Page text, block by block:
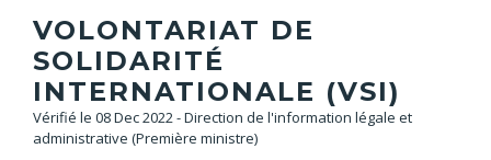
VOLONTARIAT DE
SOLIDARITÉ
INTERNATIONALE (VSI)
Vérifié le 08 Dec 2022 - Direction de l'information légale et
administrative (Première ministre)